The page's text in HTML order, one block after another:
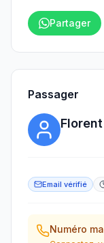
Partager
Passager
Florent
Email vérifié
Numéro